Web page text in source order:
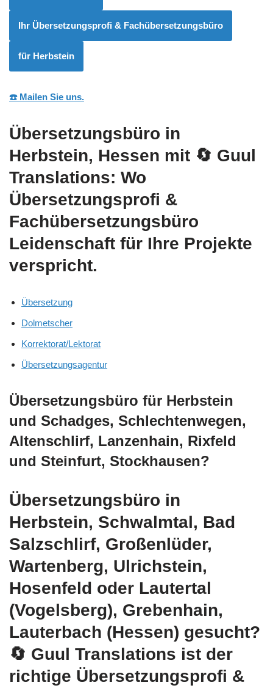
Ihr Übersetzungsprofi & Fachübersetzungsbüro
für Herbstein
☎️ Mailen Sie uns.
Übersetzungsbüro in
Herbstein, Hessen mit 🔄 Guul
Translations: Wo
Übersetzungsprofi &
Fachübersetzungsbüro
Leidenschaft für Ihre Projekte
verspricht.
Übersetzung
Dolmetscher
Korrektorat/Lektorat
Übersetzungsagentur
Übersetzungsbüro für Herbstein
und Schadges, Schlechtenwegen,
Altenschlirf, Lanzenhain, Rixfeld
und Steinfurt, Stockhausen?
Übersetzungsbüro in
Herbstein, Schwalmtal, Bad
Salzschlirf, Großenlüder,
Wartenberg, Ulrichstein,
Hosenfeld oder Lautertal
(Vogelsberg), Grebenhain,
Lauterbach (Hessen) gesucht?
🔄 Guul Translations ist der
richtige Übersetzungsprofi &